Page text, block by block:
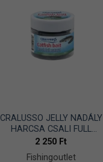
CRALUSSO JELLY NADÁLY
HARCSA CSALI FULL
NATURAL HAL (12
2 250 Ft
Fishingoutlet